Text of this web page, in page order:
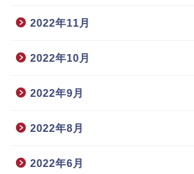
2022年11月
2022年10月
2022年9月
2022年8月
2022年6月